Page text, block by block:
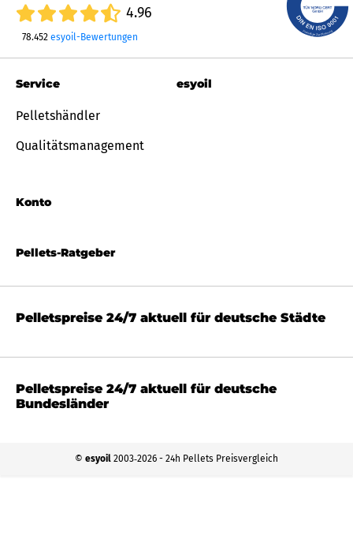
4.96
78.452 esyoil-Bewertungen
Pellets-Ratgeber
Service
Pelletshändler
Qualitätsmanagement
Konto
esyoil
Pelletspreise 24/7 aktuell für deutsche Städte
Pelletspreise 24/7 aktuell für deutsche
Bundesländer
© esyoil 2003‐2026 - 24h Pellets Preisvergleich